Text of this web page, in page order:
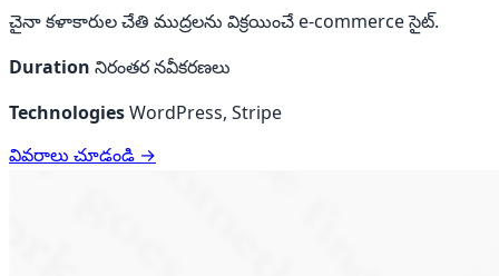
చైనా కళాకారుల చేతి ముద్రలను విక్రయించే e-commerce సైట్.
Duration నిరంతర నవీకరణలు
TechnologiesWordPress, Stripe
వివరాలు చూడండి →